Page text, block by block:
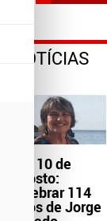
NOTÍCIAS
Dia 10 de
agosto:
celebrar 114
anos de Jorge